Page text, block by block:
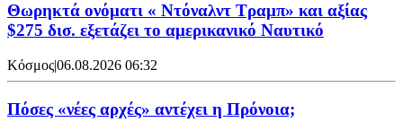
Θωρηκτά ονόματι « Ντόναλντ Τραμπ» και αξίας
$275 δισ. εξετάζει το αμερικανικό Ναυτικό
Κόσμος|06.08.2026 06:32
Πόσες «νέες αρχές» αντέχει η Πρόνοια;